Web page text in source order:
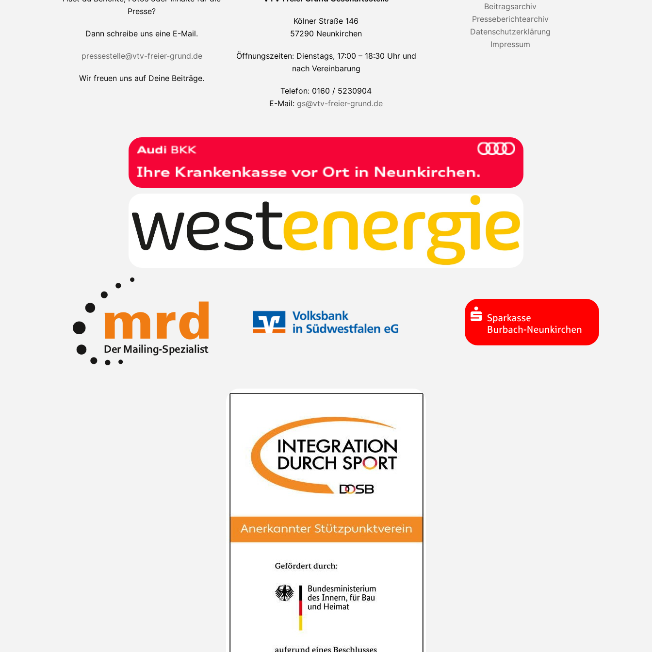
Presse?
Dann schreibe uns eine E-Mail.
pressestelle@vtv-freier-grund.de
Wir freuen uns auf Deine Beiträge.
Kölner Straße 146
57290 Neunkirchen
Öffnungszeiten: Dienstags, 17:00 – 18:30 Uhr und
nach Vereinbarung
Telefon: 0160 / 5230904
E-Mail: gs@vtv-freier-grund.de
Beitragsarchiv
Presseberichtearchiv
Datenschutzerklärung
Impressum